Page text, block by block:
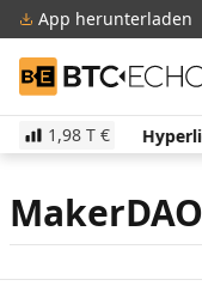
App herunterladen
BTC-ECHO
1,98 T €
€ -1.60%
MakerDAO